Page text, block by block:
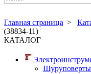
Главная страница >
(38834-11)
КАТАЛОГ
Шуруповерты